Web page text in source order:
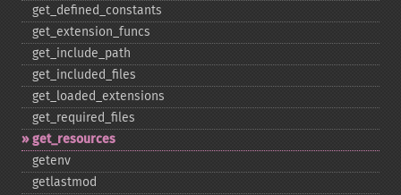
get_​defined_​constants
get_​extension_​funcs
get_​include_​path
get_​included_​files
get_​loaded_​extensions
get_​required_​files
get_​resources
getenv
getlastmod